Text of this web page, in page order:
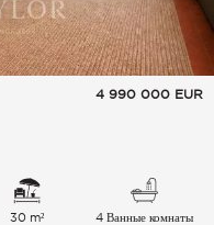
4 990 000 EUR
30 m² 4 Ванные комнаты